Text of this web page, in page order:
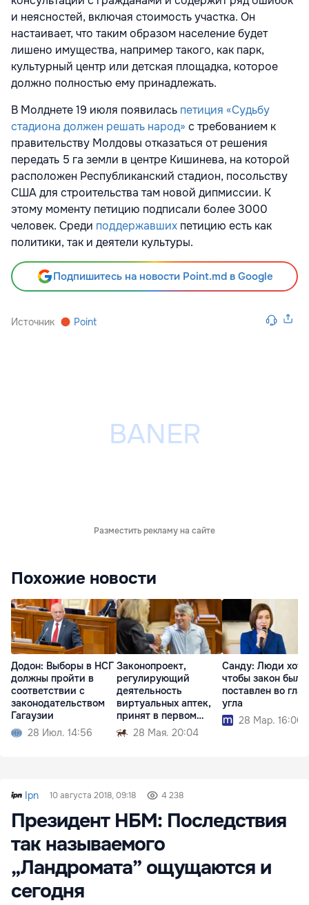
и неясностей, включая стоимость участка. Он
настаивает, что таким образом население будет
лишено имущества, например такого, как парк,
культурный центр или детская площадка, которое
должно полностью ему принадлежать.
В Молднете 19 июля появилась петиция «Судьбу
стадиона должен решать народ» с требованием к
правительству Молдовы отказаться от решения
передать 5 га земли в центре Кишинева, на которой
расположен Республиканский стадион, посольству
США для строительства там новой дипмиссии. К
этому моменту петицию подписали более 3000
человек. Среди поддержавших петицию есть как
политики, так и деятели культуры.
Подпишитесь на новости Point.md в Google
Источник Point
Разместить рекламу на сайте
Похожие новости
Додон: Выборы в НСГ
должны пройти в
соответствии с
законодательством
Гагаузии
28 Июл. 14:56
Законопроект,
регулирующий
деятельность
виртуальных аптек,
принят в первом
чтении28 Мая. 20:04
Санду: Люди
чтобы закон был
поставлен во
угла
28 Мар. 16:00
Ipn 10 августа 2018, 09:18 4 238
Президент НБМ: Последствия
так называемого
„Ландромата” ощущаются и
сегодня